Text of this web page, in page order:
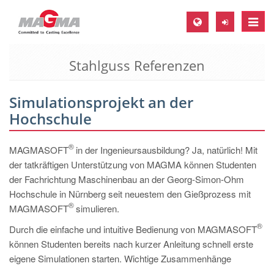
Toggle
MAGMA Europa, Deutschland
EN
CS
MAGMA Nordamerika, USA
EN
ES
MAGMA Asien-Pazifik, Singapur
EN
MAGMA Südamerika, Brasilien
Stahlguss Referenzen
Simulationsprojekt an der
Hochschule
MAGMASOFT
®in der Ingenieursausbildung? Ja, natürlich! Mit
der tatkräftigen Unterstützung von MAGMA können Studenten
der Fachrichtung Maschinenbau an der Georg-Simon-Ohm
Hochschule in Nürnberg seit neuestem den Gießprozess mit
MAGMASOFT
®simulieren.
Durch die einfache und intuitive Bedienung von MAGMASOFT
®
können Studenten bereits nach kurzer Anleitung schnell erste
eigene Simulationen starten. Wichtige Zusammenhänge